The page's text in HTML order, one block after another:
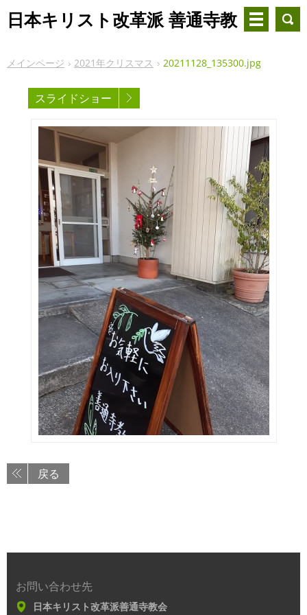
日本キリスト改革派 善通寺教
メインページ 2021年クリスマス 20211128_135300.jpg
スライドショー
戻る
お問い合わせ先
日本キリスト改革派善通寺教会